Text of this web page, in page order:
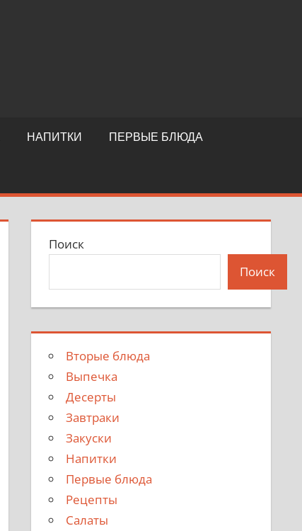
НАПИТКИ ПЕРВЫЕ БЛЮДА
Поиск
Поиск
Вторые блюда
Выпечка
Десерты
Завтраки
Закуски
Напитки
Первые блюда
Рецепты
Салаты